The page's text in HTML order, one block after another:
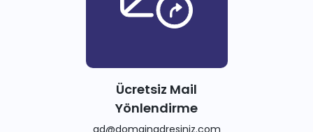
Ücretsiz Mail
Yönlendirme